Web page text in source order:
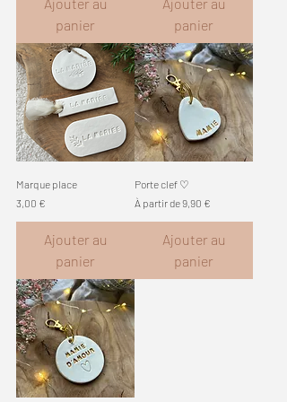
panier
panier
Marque place
Prix
3,00 €
Ajouter au
panier
Porte clef ♡
À partir de9,90 €
Prix promotionnel
Ajouter au
panier